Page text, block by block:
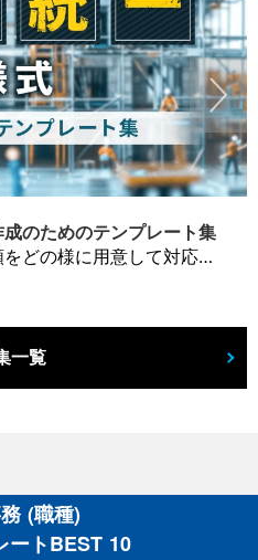
のためのテンプレート集
建設工事に関わる安全書類をどの様に用意して対応するか？関連書式テンプレートから書き方の注意点などの役立つコラムをbizoceanがお届けします。
一覧
(職種)
ートBEST 10